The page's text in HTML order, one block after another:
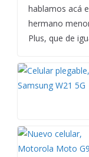
hablamos acá
hermano
Plus, que de